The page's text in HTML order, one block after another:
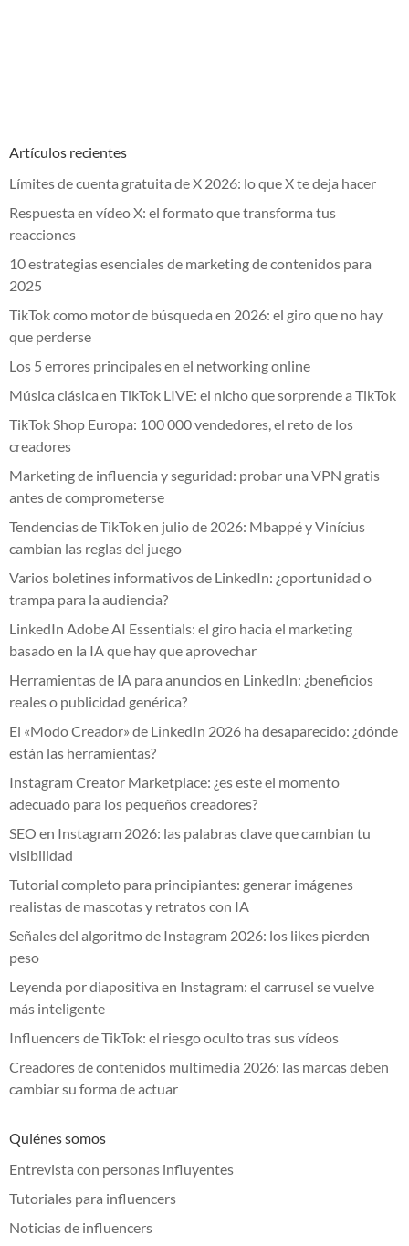
Artículos recientes
Límites de cuenta gratuita de X 2026: lo que X te deja hacer
Respuesta en vídeo X: el formato que transforma tus
reacciones
10 estrategias esenciales de marketing de contenidos para
2025
TikTok como motor de búsqueda en 2026: el giro que no hay
que perderse
Los 5 errores principales en el networking online
Música clásica en TikTok LIVE: el nicho que sorprende a TikTok
TikTok Shop Europa: 100 000 vendedores, el reto de los
creadores
Marketing de influencia y seguridad: probar una VPN gratis
antes de comprometerse
Tendencias de TikTok en julio de 2026: Mbappé y Vinícius
cambian las reglas del juego
Varios boletines informativos de LinkedIn: ¿oportunidad o
trampa para la audiencia?
LinkedIn Adobe AI Essentials: el giro hacia el marketing
basado en la IA que hay que aprovechar
Herramientas de IA para anuncios en LinkedIn: ¿beneficios
reales o publicidad genérica?
El «Modo Creador» de LinkedIn 2026 ha desaparecido: ¿dónde
están las herramientas?
Instagram Creator Marketplace: ¿es este el momento
adecuado para los pequeños creadores?
SEO en Instagram 2026: las palabras clave que cambian tu
visibilidad
Tutorial completo para principiantes: generar imágenes
realistas de mascotas y retratos con IA
Señales del algoritmo de Instagram 2026: los likes pierden
peso
Leyenda por diapositiva en Instagram: el carrusel se vuelve
más inteligente
Influencers de TikTok: el riesgo oculto tras sus vídeos
Creadores de contenidos multimedia 2026: las marcas deben
cambiar su forma de actuar
Quiénes somos
Entrevista con personas influyentes
Tutoriales para influencers
Noticias de influencers